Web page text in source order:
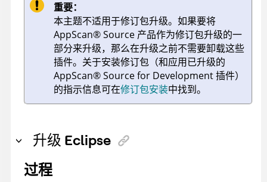
重要：
本主题不适用于修订包升级。如果要将
AppScan®Source 产品作为修订包升级的一
部分来升级，那么在升级之前不需要卸载这些
插件。关于安装修订包（和应用已升级的
AppScan®Source for Development插件）
的指示信息可在修订包安装中找到。
升级 Eclipse
过程